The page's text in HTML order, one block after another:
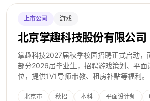
上市公司 游戏
北京掌趣科技股份有限公司
掌趣科技2027届秋季校园招聘正式启动，
部分2026届毕业生，招聘游戏策划、平面
位，提供1V1导师带教、租房补贴等福利。
北京市 秋招 本科 平面设计师